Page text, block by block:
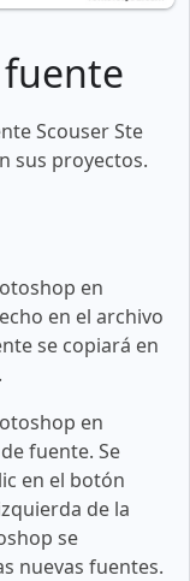
Scouser Ste
sus proyectos.
en
en el archivo
se copiará en
en
fuente. Se
en el botón
de la
se
nuevas fuentes.